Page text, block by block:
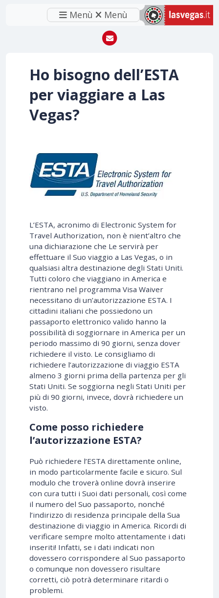
Menù Menù
Ho bisogno dell’ESTA
per viaggiare a Las
Vegas?
L’ESTA, acronimo di Electronic System for
Travel Authorization, non è nient’altro che
una dichiarazione che Le servirà per
effettuare il Suo viaggio a Las Vegas, o in
qualsiasi altra destinazione degli Stati Uniti.
Tutti coloro che viaggiano in America e
rientrano nel programma Visa Waiver
necessitano di un’autorizzazione ESTA. I
cittadini italiani che possiedono un
passaporto elettronico valido hanno la
possibilità di soggiornare in America per un
periodo massimo di 90 giorni, senza dover
richiedere il visto. Le consigliamo di
richiedere l’autorizzazione di viaggio ESTA
almeno 3 giorni prima della partenza per gli
Stati Uniti. Se soggiorna negli Stati Uniti per
più di 90 giorni, invece, dovrà richiedere un
visto.
Come posso richiedere
l’autorizzazione ESTA?
Può richiedere l’ESTA direttamente online,
in modo particolarmente facile e sicuro. Sul
modulo che troverà online dovrà inserire
con cura tutti i Suoi dati personali, così come
il numero del Suo passaporto, nonché
l’indirizzo di residenza principale della Sua
destinazione di viaggio in America. Ricordi di
verificare sempre molto attentamente i dati
inseriti! Infatti, se i dati indicati non
dovessero corrispondere al Suo passaporto
o comunque non dovessero risultare
corretti, ciò potrà determinare ritardi o
problemi.